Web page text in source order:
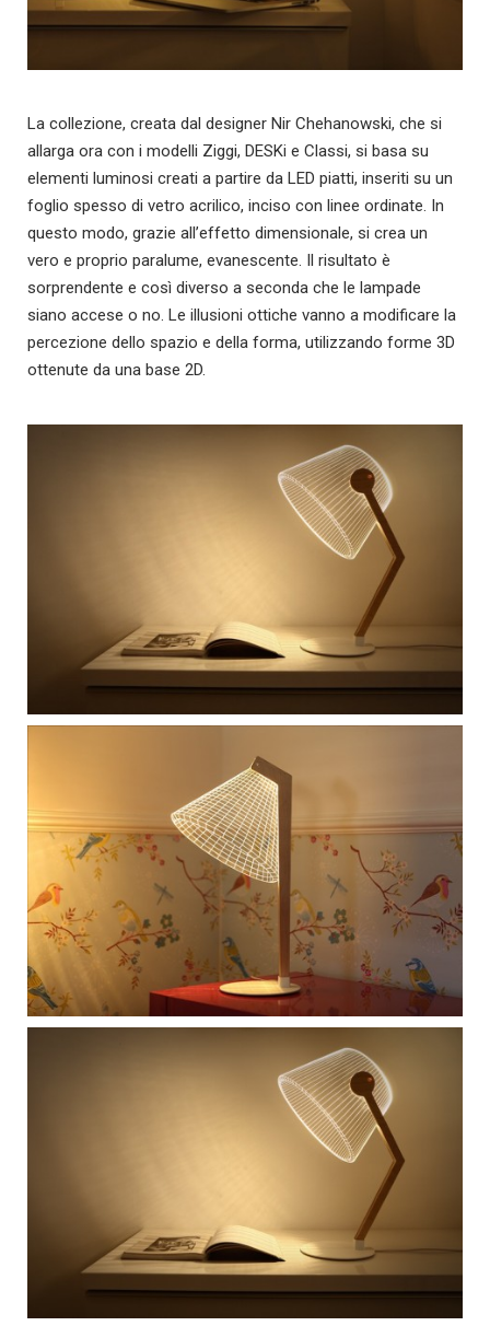
La collezione, creata dal designer Nir Chehanowski, che si
allarga ora con i modelli Ziggi, DESKi e Classi, si basa su
elementi luminosi creati a partire da LED piatti, inseriti su un
foglio spesso di vetro acrilico, inciso con linee ordinate. In
questo modo, grazie all’effetto dimensionale, si crea un
vero e proprio paralume, evanescente. Il risultato è
sorprendente e così diverso a seconda che le lampade
siano accese o no. Le illusioni ottiche vanno a modificare la
percezione dello spazio e della forma, utilizzando forme 3D
ottenute da una base 2D.